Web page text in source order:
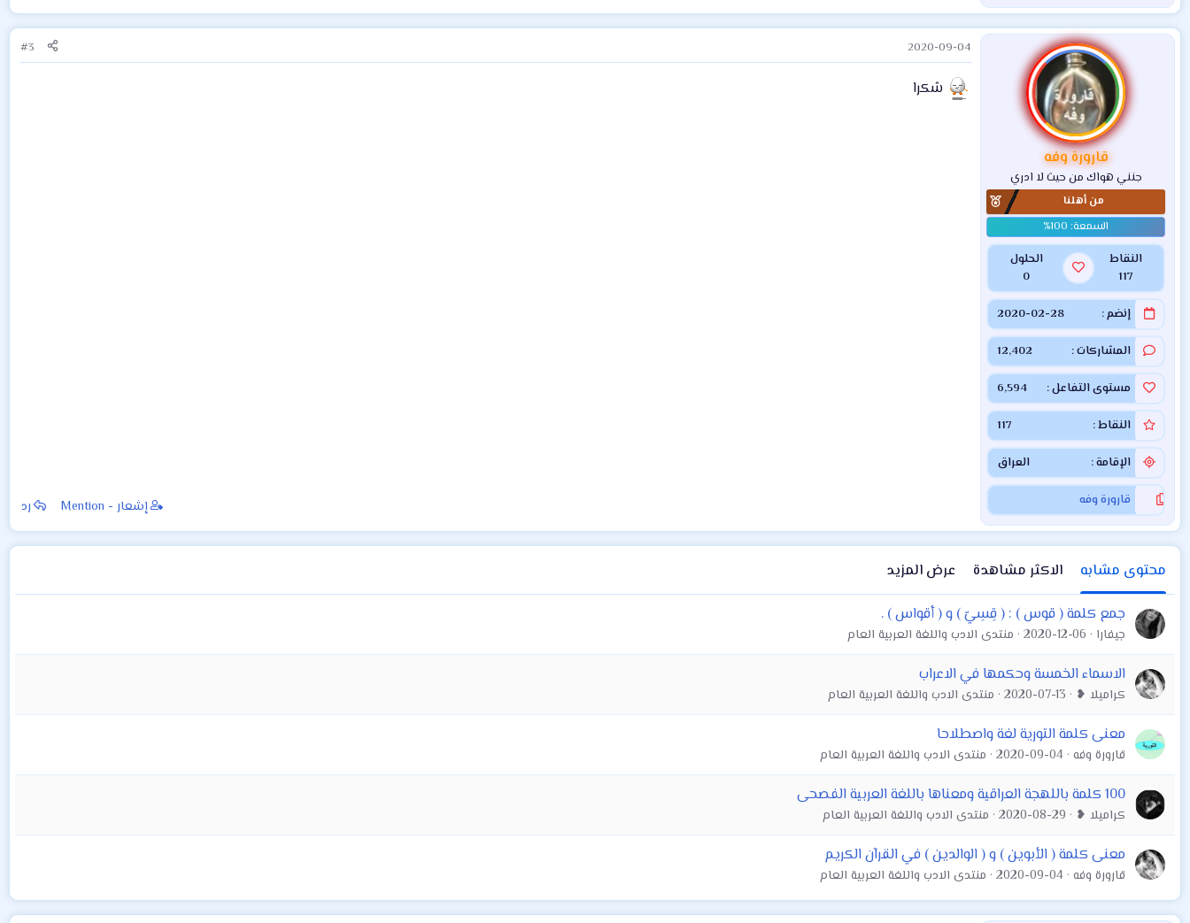
قارورة وفه
جنني هواك من حيث لا ادري
من أهلنا
النقاط
117
الحلول
0
إنضم 2020-02-28
المشاركات 12,402
مستوى التفاعل 6,594
النقاط 117
الإقامة العراق
قارورة وفه
2020-09-04
#3
شكرا
إشعار - Mention رد
محتوى مشابه الاكثر مشاهدة
عرض المزيد
جمع كلمة ( قوس ) : ( قِسِيّ ) و ( أقواس ) .
جيفارا 2020-12-06 منتدى الادب واللغة العربية العام
الاسماء الخمسة وحكمها في الاعراب
كراميلا ❥ 2020-07-13 منتدى الادب واللغة العربية العام
معنى كلمة التورية لغة واصطلاحا
قارورة وفه 2020-09-04 منتدى الادب واللغة العربية العام
100 كلمة باللهجة العراقية ومعناها باللغة العربية الفصحى
كراميلا ❥ 2020-08-29 منتدى الادب واللغة العربية العام
معنى كلمة ( الأبوين ) و ( الوالدين ) في القرآن الكريم
قارورة وفه 2020-09-04 منتدى الادب واللغة العربية العام